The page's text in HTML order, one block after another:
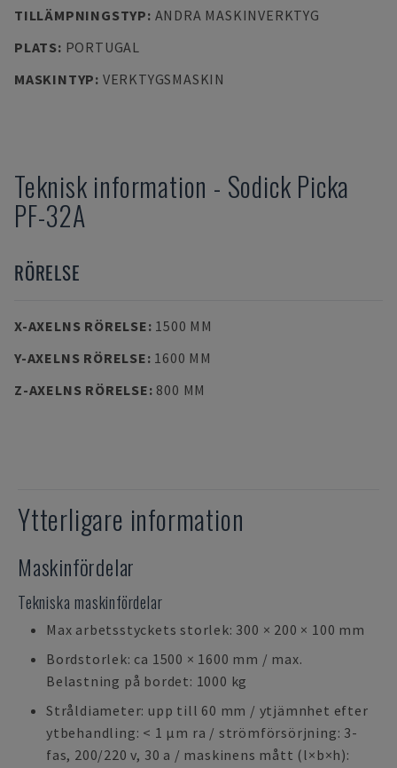
TILLÄMPNINGSTYP: ANDRA MASKINVERKTYG
PLATS: PORTUGAL
MASKINTYP: VERKTYGSMASKIN
Teknisk information - Sodick Picka
PF-32A
RÖRELSE
X-AXELNS RÖRELSE: 1500 MM
Y-AXELNS RÖRELSE: 1600 MM
Z-AXELNS RÖRELSE: 800 MM
Ytterligare information
Maskinfördelar
Tekniska maskinfördelar
Max arbetsstyckets storlek: 300 × 200 × 100 mm
Bordstorlek: ca 1500 × 1600 mm / max.
Belastning på bordet: 1000 kg
Stråldiameter: upp till 60 mm / ytjämnhet efter
ytbehandling: < 1 µm ra / strömförsörjning: 3-
fas, 200/220 v, 30 a / maskinens mått (l×b×h):